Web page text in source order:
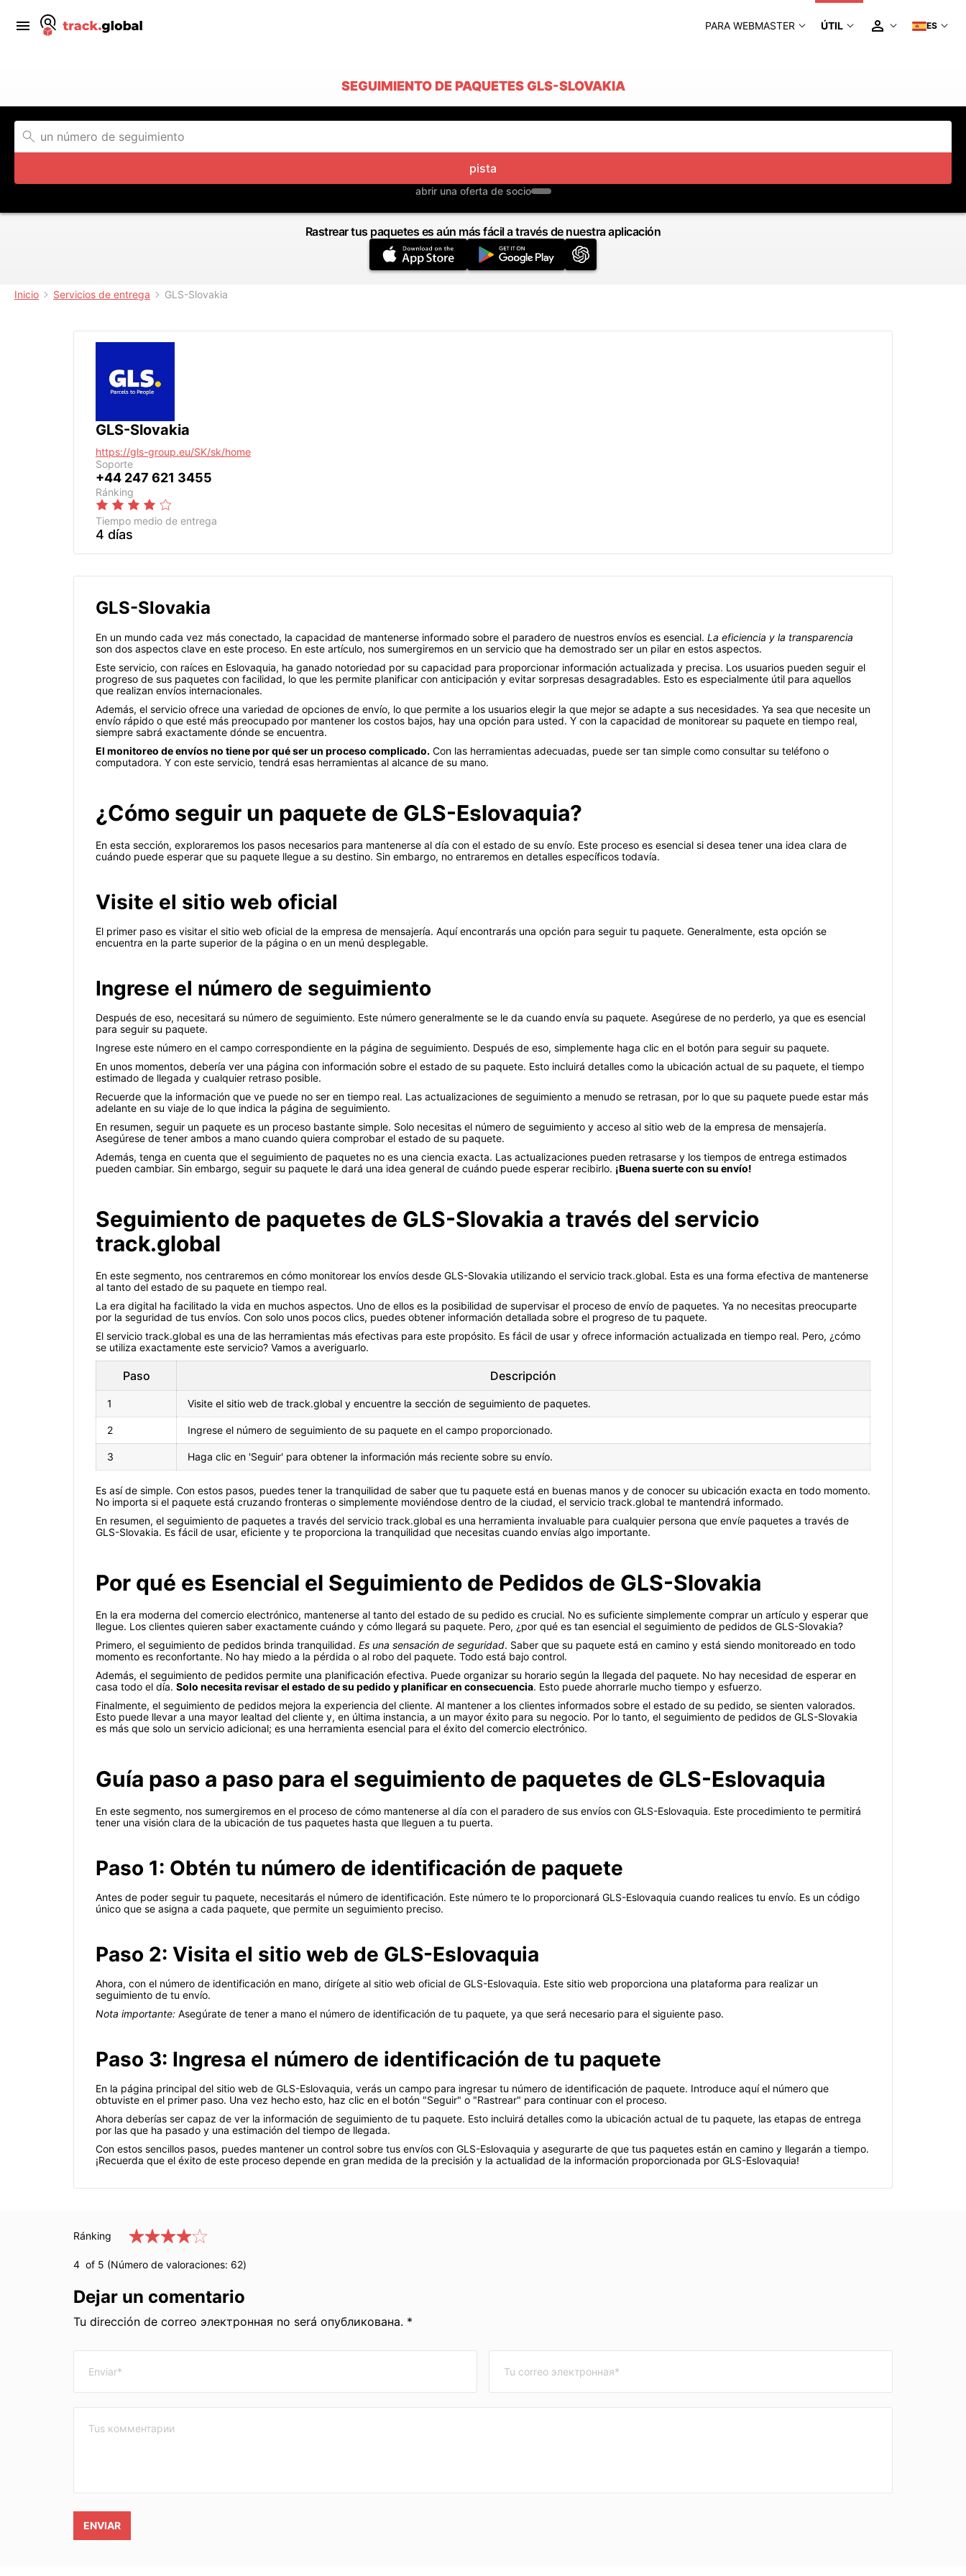
PARA WEBMASTER ÚTIL ES
SEGUIMIENTO DE PAQUETES GLS-SLOVAKIA
pista
abrir una oferta de socio
Rastrear tus paquetes es aún más fácil a través de nuestra aplicación
Inicio Servicios de entrega GLS-Slovakia
GLS-Slovakia
https://gls-group.eu/SK/sk/home
Soporte
+44 247 621 3455
Ránking
Tiempo medio de entrega
4 días
GLS-Slovakia
En un mundo cada vez más conectado, la capacidad de mantenerse informado sobre el paradero de nuestros envíos es esencial. La eficiencia y la transparencia
son dos aspectos clave en este proceso. En este artículo, nos sumergiremos en un servicio que ha demostrado ser un pilar en estos aspectos.
Este servicio, con raíces en Eslovaquia, ha ganado notoriedad por su capacidad para proporcionar información actualizada y precisa. Los usuarios pueden seguir el
progreso de sus paquetes con facilidad, lo que les permite planificar con anticipación y evitar sorpresas desagradables. Esto es especialmente útil para aquellos
que realizan envíos internacionales.
Además, el servicio ofrece una variedad de opciones de envío, lo que permite a los usuarios elegir la que mejor se adapte a sus necesidades. Ya sea que necesite un
envío rápido o que esté más preocupado por mantener los costos bajos, hay una opción para usted. Y con la capacidad de monitorear su paquete en tiempo real,
siempre sabrá exactamente dónde se encuentra.
El monitoreo de envíos no tiene por qué ser un proceso complicado. Con las herramientas adecuadas, puede ser tan simple como consultar su teléfono o
computadora. Y con este servicio, tendrá esas herramientas al alcance de su mano.
¿Cómo seguir un paquete de GLS-Eslovaquia?
En esta sección, exploraremos los pasos necesarios para mantenerse al día con el estado de su envío. Este proceso es esencial si desea tener una idea clara de
cuándo puede esperar que su paquete llegue a su destino. Sin embargo, no entraremos en detalles específicos todavía.
Visite el sitio web oficial
El primer paso es visitar el sitio web oficial de la empresa de mensajería. Aquí encontrarás una opción para seguir tu paquete. Generalmente, esta opción se
encuentra en la parte superior de la página o en un menú desplegable.
Ingrese el número de seguimiento
Después de eso, necesitará su número de seguimiento. Este número generalmente se le da cuando envía su paquete. Asegúrese de no perderlo, ya que es esencial
para seguir su paquete.
Ingrese este número en el campo correspondiente en la página de seguimiento. Después de eso, simplemente haga clic en el botón para seguir su paquete.
En unos momentos, debería ver una página con información sobre el estado de su paquete. Esto incluirá detalles como la ubicación actual de su paquete, el tiempo
estimado de llegada y cualquier retraso posible.
Recuerde que la información que ve puede no ser en tiempo real. Las actualizaciones de seguimiento a menudo se retrasan, por lo que su paquete puede estar más
adelante en su viaje de lo que indica la página de seguimiento.
En resumen, seguir un paquete es un proceso bastante simple. Solo necesitas el número de seguimiento y acceso al sitio web de la empresa de mensajería.
Asegúrese de tener ambos a mano cuando quiera comprobar el estado de su paquete.
Además, tenga en cuenta que el seguimiento de paquetes no es una ciencia exacta. Las actualizaciones pueden retrasarse y los tiempos de entrega estimados
pueden cambiar. Sin embargo, seguir su paquete le dará una idea general de cuándo puede esperar recibirlo. ¡Buena suerte con su envío!
Seguimiento de paquetes de GLS-Slovakia a través del servicio
track.global
En este segmento, nos centraremos en cómo monitorear los envíos desde GLS-Slovakia utilizando el servicio track.global. Esta es una forma efectiva de mantenerse
al tanto del estado de su paquete en tiempo real.
La era digital ha facilitado la vida en muchos aspectos. Uno de ellos es la posibilidad de supervisar el proceso de envío de paquetes. Ya no necesitas preocuparte
por la seguridad de tus envíos. Con solo unos pocos clics, puedes obtener información detallada sobre el progreso de tu paquete.
El servicio track.global es una de las herramientas más efectivas para este propósito. Es fácil de usar y ofrece información actualizada en tiempo real. Pero, ¿cómo
se utiliza exactamente este servicio? Vamos a averiguarlo.
Paso Descripción
1 Visite el sitio web de track.global y encuentre la sección de seguimiento de paquetes.
2 Ingrese el número de seguimiento de su paquete en el campo proporcionado.
3 Haga clic en 'Seguir' para obtener la información más reciente sobre su envío.
Es así de simple. Con estos pasos, puedes tener la tranquilidad de saber que tu paquete está en buenas manos y de conocer su ubicación exacta en todo momento.
No importa si el paquete está cruzando fronteras o simplemente moviéndose dentro de la ciudad, el servicio track.global te mantendrá informado.
En resumen, el seguimiento de paquetes a través del servicio track.global es una herramienta invaluable para cualquier persona que envíe paquetes a través de
GLS-Slovakia. Es fácil de usar, eficiente y te proporciona la tranquilidad que necesitas cuando envías algo importante.
Por qué es Esencial el Seguimiento de Pedidos de GLS-Slovakia
En la era moderna del comercio electrónico, mantenerse al tanto del estado de su pedido es crucial. No es suficiente simplemente comprar un artículo y esperar que
llegue. Los clientes quieren saber exactamente cuándo y cómo llegará su paquete. Pero, ¿por qué es tan esencial el seguimiento de pedidos de GLS-Slovakia?
Primero, el seguimiento de pedidos brinda tranquilidad. Es una sensación de seguridad. Saber que su paquete está en camino y está siendo monitoreado en todo
momento es reconfortante. No hay miedo a la pérdida o al robo del paquete. Todo está bajo control.
Además, el seguimiento de pedidos permite una planificación efectiva. Puede organizar su horario según la llegada del paquete. No hay necesidad de esperar en
casa todo el día. Solo necesita revisar el estado de su pedido y planificar en consecuencia. Esto puede ahorrarle mucho tiempo y esfuerzo.
Finalmente, el seguimiento de pedidos mejora la experiencia del cliente. Al mantener a los clientes informados sobre el estado de su pedido, se sienten valorados.
Esto puede llevar a una mayor lealtad del cliente y, en última instancia, a un mayor éxito para su negocio. Por lo tanto, el seguimiento de pedidos de GLS-Slovakia
es más que solo un servicio adicional; es una herramienta esencial para el éxito del comercio electrónico.
Guía paso a paso para el seguimiento de paquetes de GLS-Eslovaquia
En este segmento, nos sumergiremos en el proceso de cómo mantenerse al día con el paradero de sus envíos con GLS-Eslovaquia. Este procedimiento te permitirá
tener una visión clara de la ubicación de tus paquetes hasta que lleguen a tu puerta.
Paso 1: Obtén tu número de identificación de paquete
Antes de poder seguir tu paquete, necesitarás el número de identificación. Este número te lo proporcionará GLS-Eslovaquia cuando realices tu envío. Es un código
único que se asigna a cada paquete, que permite un seguimiento preciso.
Paso 2: Visita el sitio web de GLS-Eslovaquia
Ahora, con el número de identificación en mano, dirígete al sitio web oficial de GLS-Eslovaquia. Este sitio web proporciona una plataforma para realizar un
seguimiento de tu envío.
Nota importante: Asegúrate de tener a mano el número de identificación de tu paquete, ya que será necesario para el siguiente paso.
Paso 3: Ingresa el número de identificación de tu paquete
En la página principal del sitio web de GLS-Eslovaquia, verás un campo para ingresar tu número de identificación de paquete. Introduce aquí el número que
obtuviste en el primer paso. Una vez hecho esto, haz clic en el botón "Seguir" o "Rastrear" para continuar con el proceso.
Ahora deberías ser capaz de ver la información de seguimiento de tu paquete. Esto incluirá detalles como la ubicación actual de tu paquete, las etapas de entrega
por las que ha pasado y una estimación del tiempo de llegada.
Con estos sencillos pasos, puedes mantener un control sobre tus envíos con GLS-Eslovaquia y asegurarte de que tus paquetes están en camino y llegarán a tiempo.
¡Recuerda que el éxito de este proceso depende en gran medida de la precisión y la actualidad de la información proporcionada por GLS-Eslovaquia!
Ránking
4 of 5 (Número de valoraciones: 62)
Dejar un comentario
Tu dirección de correo электронная no será опубликована. *
ENVIAR